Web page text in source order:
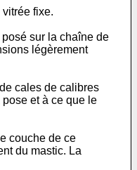
fixe.
sur la chaîne de
légèrement
cales de calibres
et à ce que le
couche de ce
du mastic. La